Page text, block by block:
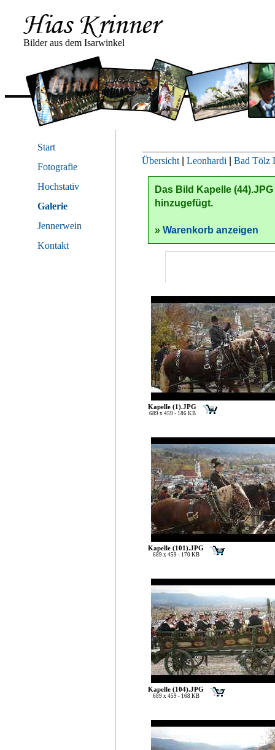
Bilder aus dem Isarwinkel
Start
Fotografie
Hochstativ
Galerie
Jennerwein
Kontakt
Übersicht Leonhardi Bad Tölz
Das Bild Kapelle (44).JPG
hinzugefügt.
» Warenkorb anzeigen
Kapelle (1).JPG
689 x 459 - 186 KB
Kapelle (101).JPG
689 x 459 - 170 KB
Kapelle (104).JPG
689 x 459 - 168 KB